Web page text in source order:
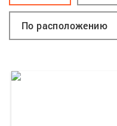
По расположению